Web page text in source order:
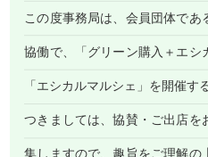
この度事務局は、会員団体であ
協働で、「グリーン購入＋エシ
「エシカルマルシェ」を開催す
つきましては、協賛・ご出店を
集しますので、趣旨をご理解の